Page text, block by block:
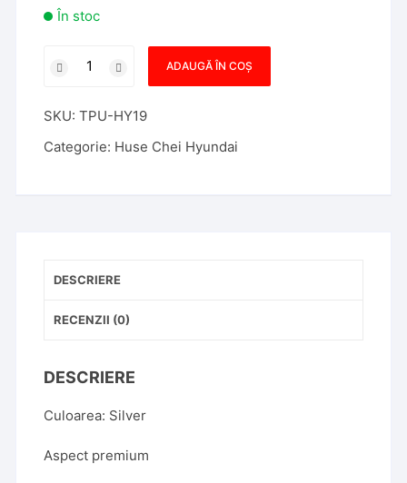
În stoc
Husa
Hyundai
Tucson,
Tpu,
ADAUGĂ ÎN COȘ
SKU:TPU-HY19
Categorie: Huse Chei Hyundai
DESCRIERE
RECENZII (0)
DESCRIERE
Culoarea: Silver
Aspect premium